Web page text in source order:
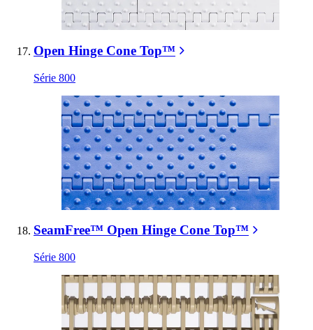
Open Hinge Cone Top™
Série 800
SeamFree™ Open Hinge Cone Top™
Série 800